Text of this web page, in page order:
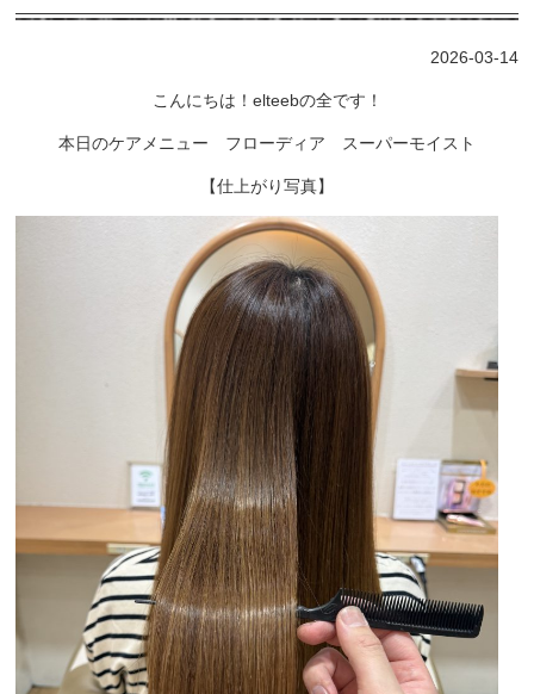
2026-03-14
こんにちは！elteebの全です！
本日のケアメニュー フローディア スーパーモイスト
【仕上がり写真】